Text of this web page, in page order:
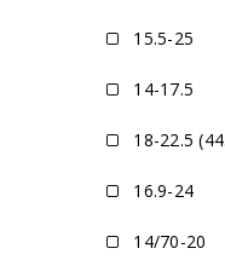
15.5-25
14-17.5
18-22.5
16.9-24
14/70-20